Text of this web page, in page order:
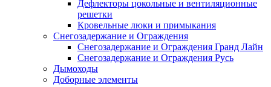
Дефлекторы цокольные и вентиляционные
решетки
Кровельные люки и примыкания
Снегозадержание и Ограждения
Снегозадержание и Ограждения Гранд Лайн
Снегозадержание и Ограждения Русь
Дымоходы
Доборные элементы